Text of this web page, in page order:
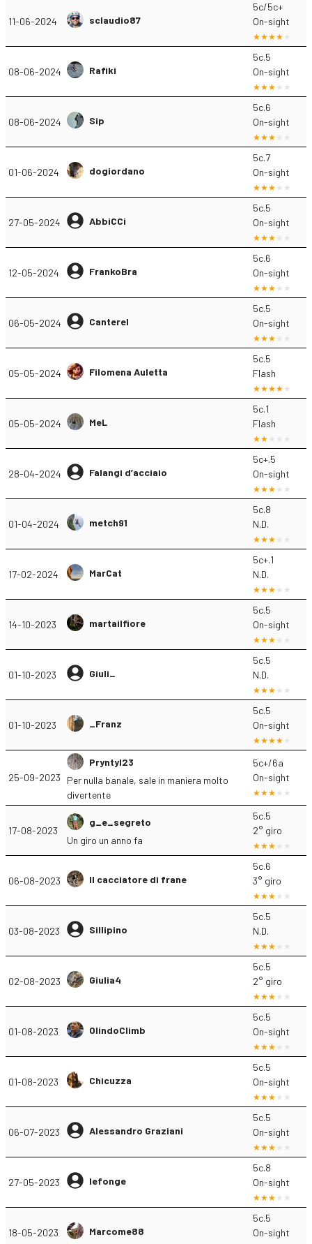
11-06-2024 sclaudio87
5c/5c+
On-sight
08-06-2024 Rafiki
5c.5
On-sight
08-06-2024 Sip
5c.6
On-sight
01-06-2024 dogiordano
5c.7
On-sight
27-05-2024 AbbiCCi
5c.5
On-sight
12-05-2024 FrankoBra
5c.6
On-sight
06-05-2024 Canterel
5c.5
On-sight
05-05-2024 Filomena Auletta
5c.5
Flash
05-05-2024 MeL
5c.1
Flash
28-04-2024 Falangi d’acciaio
5c+.5
On-sight
01-04-2024 metch91
5c.8
N.D.
17-02-2024 MarCat
5c+.1
N.D.
14-10-2023 martailfiore
5c.5
On-sight
01-10-2023 Giuli_
5c.5
N.D.
01-10-2023 _Franz
5c.5
On-sight
25-09-2023
Pryntyl23
Per nulla banale, sale in maniera molto
divertente
5c+/6a
On-sight
17-08-2023
g_e_segreto
Un giro un anno fa
5c.5
2° giro
06-08-2023 Il cacciatore di frane
5c.6
3° giro
03-08-2023 Sillipino
5c.5
N.D.
02-08-2023 Giulia4
5c.5
2° giro
01-08-2023 OlindoClimb
5c.5
On-sight
01-08-2023 Chicuzza
5c.5
On-sight
06-07-2023 Alessandro Graziani
5c.5
On-sight
27-05-2023 lefonge
5c.8
On-sight
18-05-2023 Marcome88
5c.5
On-sight